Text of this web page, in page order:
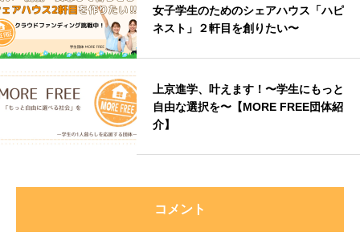
女子学生のためのシェアハウス「ハピ
ネスト」２軒目を創りたい〜
上京進学、叶えます！〜学生にもっと
自由な選択を〜【MORE FREE団体紹
介】
コメント